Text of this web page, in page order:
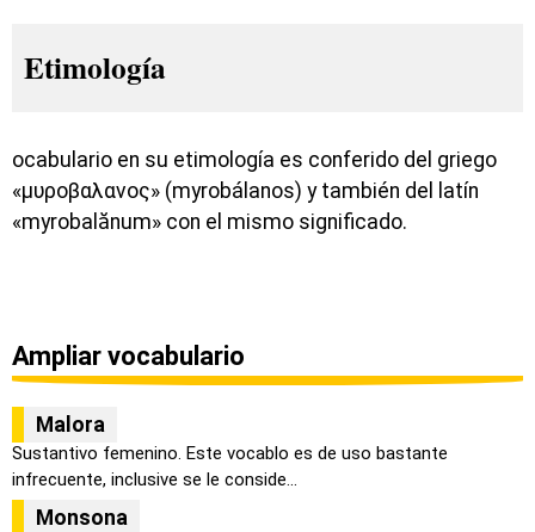
Etimología
ocabulario en su etimología es conferido del griego
«μυροβαλανος» (myrobálanos) y también del latín
«myrobalănum» con el mismo significado.
Ampliar vocabulario
Malora
Sustantivo femenino. Este vocablo es de uso bastante
infrecuente, inclusive se le conside...
Monsona